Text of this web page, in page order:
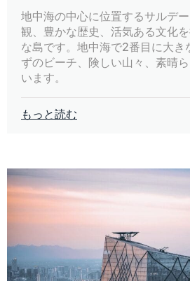
地中海の中心に位置するサルデ
観、豊かな歴史、活気ある文化
な島です。地中海で2番目に大き
ずのビーチ、険しい山々、素晴
います。
もっと読む